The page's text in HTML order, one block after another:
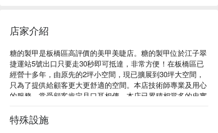
店家介紹
糖的製甲是板橋區高評價的美甲美睫店。糖的製甲位於江子翠
捷運站5號出口只要走30秒即可抵達，非常方便！在板橋區已
經營十多年，由原先的2坪小空間，現已擴展到30坪大空間，
只為了提供給顧客更大更舒適的空間。本店技術師專業及用心
的服務，常受顧客肯定且口耳相傳，本店已累積相當多的忠實
顧客。
糖的製甲評價：Google 5 星好評
糖的製甲服務：我們提供手足凝膠、手足保養、人造甲修正、
特殊設施